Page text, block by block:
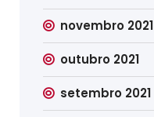
novembro 2021
outubro 2021
setembro 2021